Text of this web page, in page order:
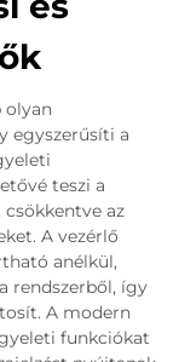
olyan
egyszerűsíti a
teszi a
az
A vezérlő
anélkül,
rendszerből, így
A modern
funkciókat